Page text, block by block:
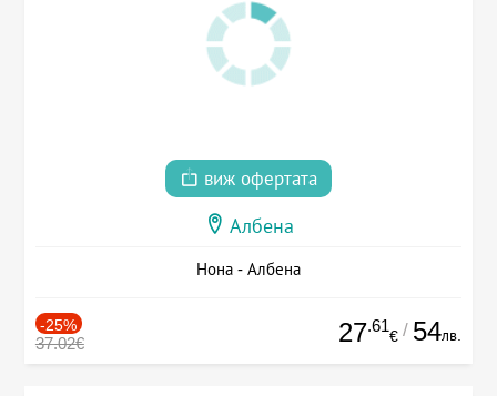
виж офертата
Албена
Нона - Албена
-25%
37.02€ 27.61
€ / 54лв.